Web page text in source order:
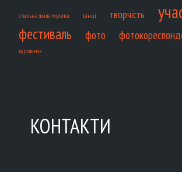
стильна жива музика танці творчість
фестиваль фото
художник
КОНТАКТИ